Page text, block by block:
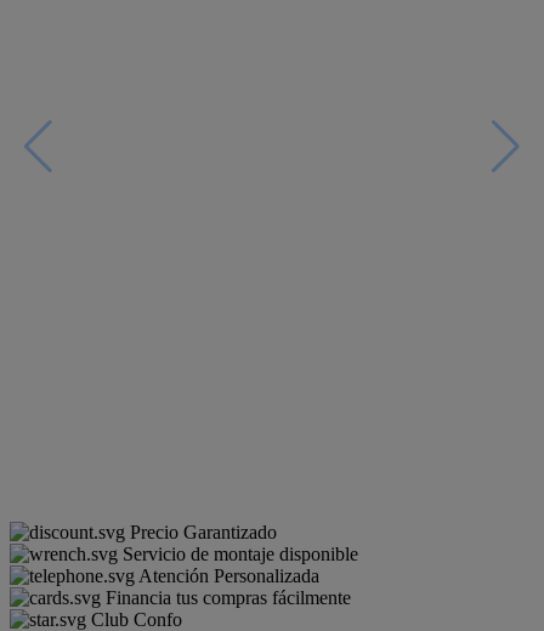
Precio Garantizado
Servicio de montaje disponible
Atención Personalizada
Financia tus compras fácilmente
Club Confo